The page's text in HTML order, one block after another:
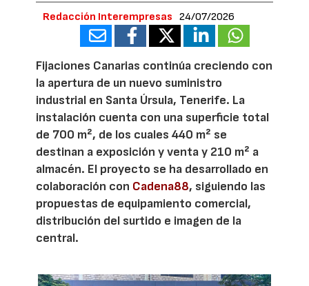
Redacción Interempresas 24/07/2026
Fijaciones Canarias continúa creciendo con
la apertura de un nuevo suministro
industrial en Santa Úrsula, Tenerife. La
instalación cuenta con una superficie total
de 700 m², de los cuales 440 m² se
destinan a exposición y venta y 210 m² a
almacén. El proyecto se ha desarrollado en
colaboración con Cadena88, siguiendo las
propuestas de equipamiento comercial,
distribución del surtido e imagen de la
central.